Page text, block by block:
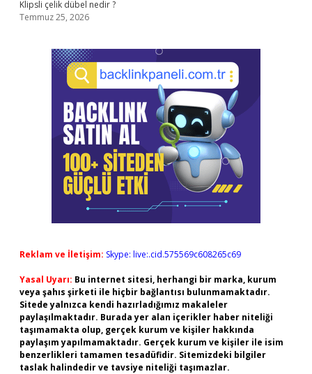
Klipsli çelik dübel nedir ?
Temmuz 25, 2026
Reklam ve İletişim: Skype: live:.cid.575569c608265c69
Yasal Uyarı: Bu internet sitesi, herhangi bir marka, kurum
veya şahıs şirketi ile hiçbir bağlantısı bulunmamaktadır.
Sitede yalnızca kendi hazırladığımız makaleler
paylaşılmaktadır. Burada yer alan içerikler haber niteliği
taşımamakta olup, gerçek kurum ve kişiler hakkında
paylaşım yapılmamaktadır. Gerçek kurum ve kişiler ile isim
benzerlikleri tamamen tesadüfidir. Sitemizdeki bilgiler
taslak halindedir ve tavsiye niteliği taşımazlar.